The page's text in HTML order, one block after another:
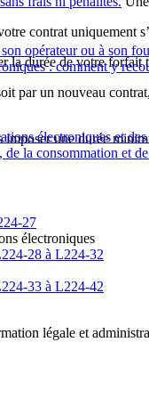
contrat uniquement
la durée de votre forfait
par un nouveau
une durée
opérateur ou à son
: comment y
électroniques et
la consommation et
27
électroniques
28 à L224-32
33 à L224-42
légale et